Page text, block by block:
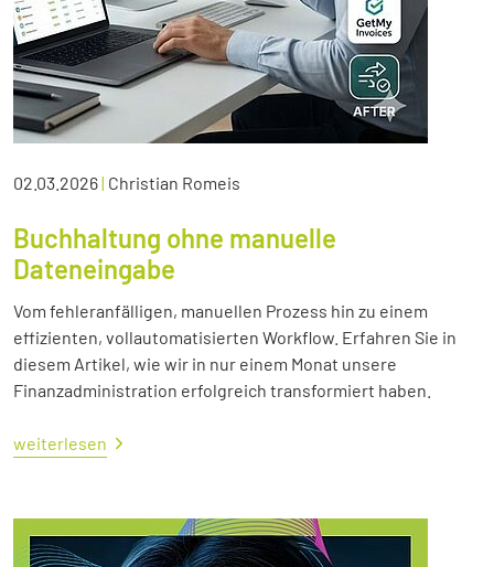
02.03.2026| Christian Romeis
Buchhaltung ohne manuelle
Dateneingabe
Vom fehleranfälligen, manuellen Prozess hin zu einem
effizienten, vollautomatisierten Workflow. Erfahren Sie in
diesem Artikel, wie wir in nur einem Monat unsere
Finanzadministration erfolgreich transformiert haben.
weiterlesen